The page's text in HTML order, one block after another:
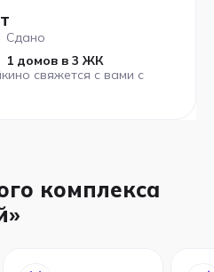
Сдано
1 домов в 3 ЖК
свяжется с вами с
комплекса